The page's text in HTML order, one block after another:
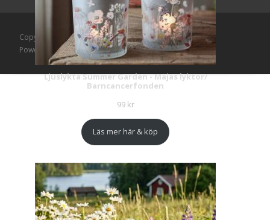
Ljuslykta Summer Garden - Majas lyktor/
Barncancerfonden
99 kr
Läs mer här & köp
Copyright © Mattlagret.se
Powered by WordPress, Themei-craftby TemplatesNext.